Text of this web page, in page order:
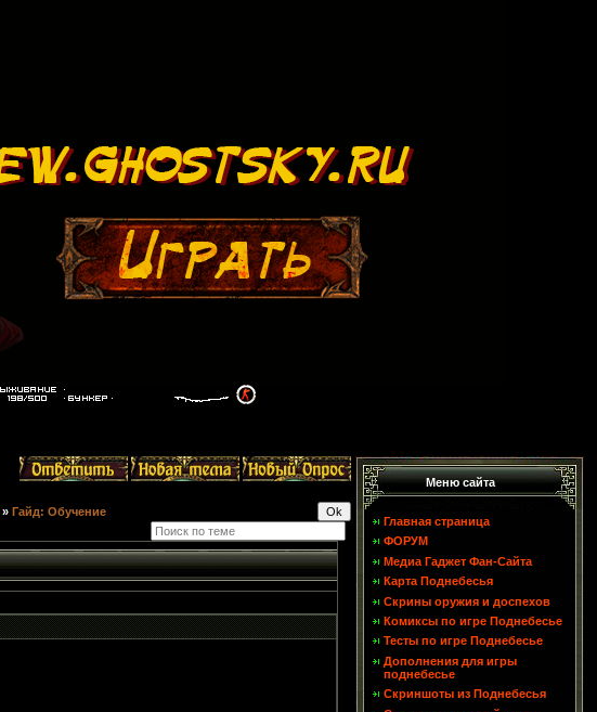
» Гайд: Обучение
Меню сайта
Главная страница
ФОРУМ
Медиа Гаджет Фан-Сайта
Карта Поднебесья
Скрины оружия и доспехов
Комиксы по игре Поднебесье
Тесты по игре Поднебесье
Дополнения для игры
поднебесье
Скриншоты из Поднебесья